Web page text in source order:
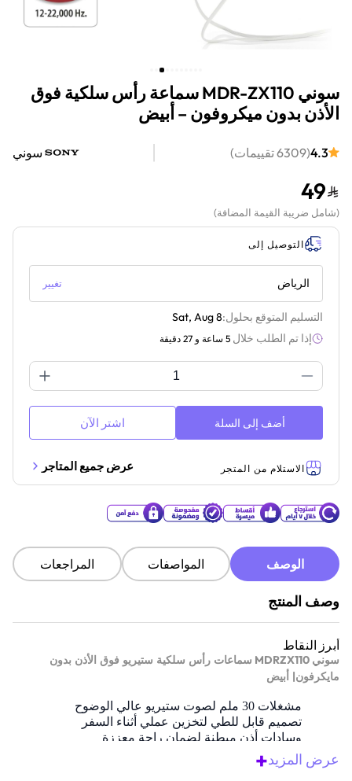
سوني MDR-ZX110 سماعة رأس سلكية فوق
الأذن بدون ميكروفون – أبيض
4.3
(
6309تقييمات) سوني
49
(شامل ضريبة القيمة المضافة)
التوصيل إلى
الرياض تغيير
التسليم المتوقع بحلول:Sat, Aug 8
إذا تم الطلب خلال 5 ساعة و 27 دقيقة
أضف إلى السلة اشتر الآن
الاستلام من المتجر عرض جميع المتاجر
الوصف المواصفات المراجعات
وصف المنتج
أبرز النقاط
سوني MDRZX110 سماعات رأس سلكية ستيريو فوق الأذن بدون
مايكرفون| أبيض
مشغلات 30 ملم لصوت ستيريو عالي الوضوح
تصميم قابل للطي لتخزين عملي أثناء السفر
وسادات أذن مبطنة لضمان راحة معززة
نطاق بتردد واسع يعزز من وضوح الموسيقى
تصميم خلفي مغلق يعزل الصوت الغامر
عرض المزيد+